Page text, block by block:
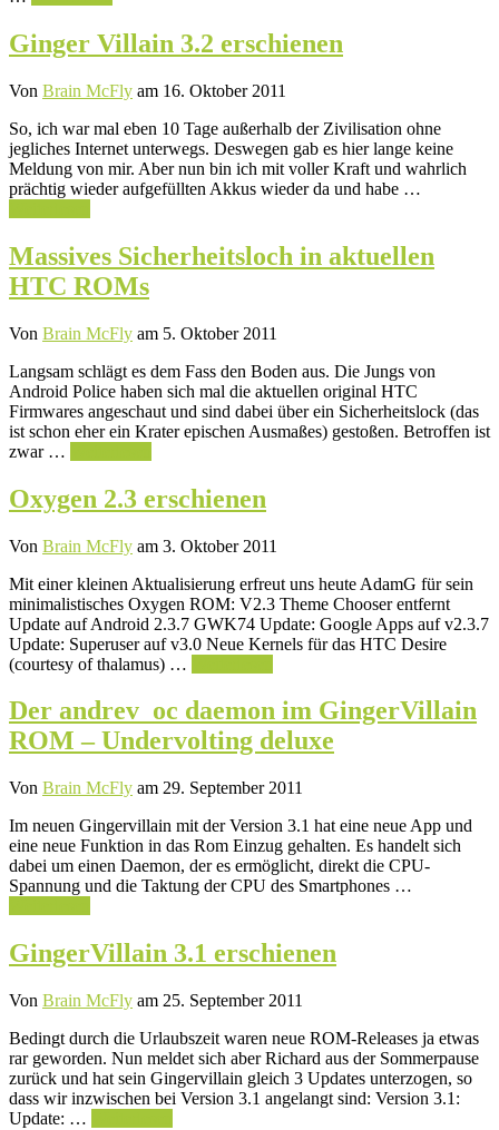
Ginger Villain 3.2 erschienen
Von Brain McFly am 16. Oktober 2011
So, ich war mal eben 10 Tage außerhalb der Zivilisation ohne
jegliches Internet unterwegs. Deswegen gab es hier lange keine
Meldung von mir. Aber nun bin ich mit voller Kraft und wahrlich
prächtig wieder aufgefüllten Akkus wieder da und habe …
Massives Sicherheitsloch in aktuellen
HTC ROMs
Von Brain McFly am 5. Oktober 2011
Langsam schlägt es dem Fass den Boden aus. Die Jungs von
Android Police haben sich mal die aktuellen original HTC
Firmwares angeschaut und sind dabei über ein Sicherheitslock (das
ist schon eher ein Krater epischen Ausmaßes) gestoßen. Betroffen ist
zwar …
Oxygen 2.3 erschienen
Von Brain McFly am 3. Oktober 2011
Mit einer kleinen Aktualisierung erfreut uns heute AdamG für sein
minimalistisches Oxygen ROM: V2.3 Theme Chooser entfernt
Update auf Android 2.3.7 GWK74 Update: Google Apps auf v2.3.7
Update: Superuser auf v3.0 Neue Kernels für das HTC Desire
(courtesy of thalamus) …
Der andrev_oc daemon im GingerVillain
ROM – Undervolting deluxe
Von Brain McFly am 29. September 2011
Im neuen Gingervillain mit der Version 3.1 hat eine neue App und
eine neue Funktion in das Rom Einzug gehalten. Es handelt sich
dabei um einen Daemon, der es ermöglicht, direkt die CPU-
Spannung und die Taktung der CPU des Smartphones …
GingerVillain 3.1 erschienen
Von Brain McFly am 25. September 2011
Bedingt durch die Urlaubszeit waren neue ROM-Releases ja etwas
rar geworden. Nun meldet sich aber Richard aus der Sommerpause
zurück und hat sein Gingervillain gleich 3 Updates unterzogen, so
dass wir inzwischen bei Version 3.1 angelangt sind: Version 3.1:
Update: …